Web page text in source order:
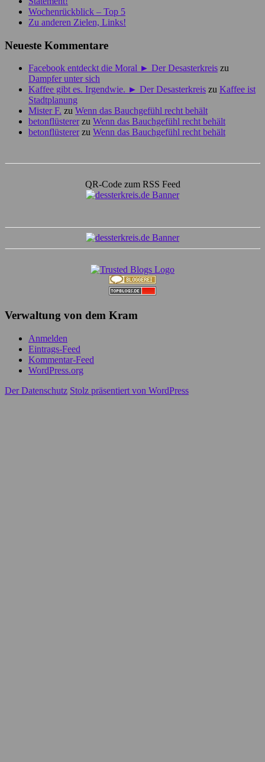
Wochenrückblick – Top 5
Zu anderen Zielen, Links!
Neueste Kommentare
Facebook entdeckt die Moral ► Der Desasterkreis zu
Dampfer unter sich
Kaffee gibt es. Irgendwie. ► Der Desasterkreis zu Kaffee ist
Stadtplanung
Mister F. zu Wenn das Bauchgefühl recht behält
betonflüstererzu Wenn das Bauchgefühl recht behält
betonflüstererzu Wenn das Bauchgefühl recht behält
QR-Code zum RSS Feed
Verwaltung von dem Kram
Anmelden
Eintrags-Feed
Kommentar-Feed
WordPress.org
Der Datenschutz Stolz präsentiert von WordPress